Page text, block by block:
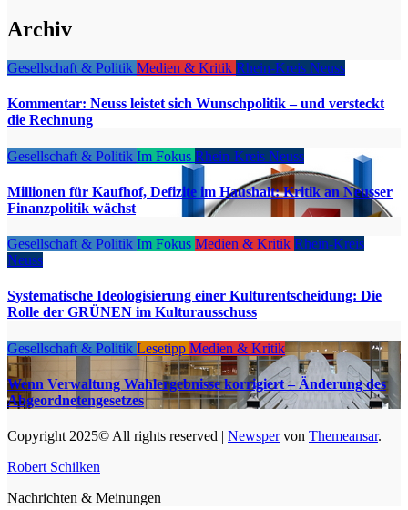
Archiv
Gesellschaft & Politik Medien & Kritik Rhein-Kreis Neuss
Kommentar: Neuss leistet sich Wunschpolitik – und versteckt
die Rechnung
Gesellschaft & Politik Im Fokus Rhein-Kreis Neuss
Millionen für Kaufhof, Defizite im Haushalt: Kritik an Neusser
Finanzpolitik wächst
Gesellschaft & Politik Im Fokus Medien & Kritik Rhein-Kreis
Neuss
Systematische Ideologisierung einer Kulturentscheidung: Die
Rolle der GRÜNEN im Kulturausschuss
Gesellschaft & Politik Lesetipp Medien & Kritik
Wenn Verwaltung Wahlergebnisse korrigiert – Änderung des
Abgeordnetengesetzes
Copyright 2025© All rights reserved | Newspervon Themeansar.
Robert Schilken
Nachrichten & Meinungen